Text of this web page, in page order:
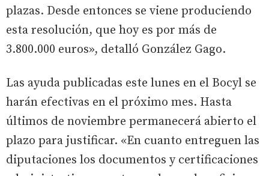
plazas. Desde entonces se viene produciendo
esta resolución, que hoy es por más de
3.800.000 euros», detalló González Gago.
Las ayuda publicadas este lunes en el Bocyl se
harán efectivas en el próximo mes. Hasta
últimos de noviembre permanecerá abierto el
plazo para justificar. «En cuanto entreguen las
diputaciones los documentos y certificaciones